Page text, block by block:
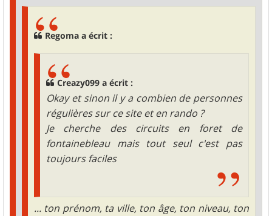
Regoma a écrit :
Creazy099 a écrit :
Okay et sinon il y a combien de personnes
régulières sur ce site et en rando ?
Je cherche des circuits en foret de
fontainebleau mais tout seul c'est pas
toujours faciles
... ton prénom, ta ville, ton âge, ton niveau, ton